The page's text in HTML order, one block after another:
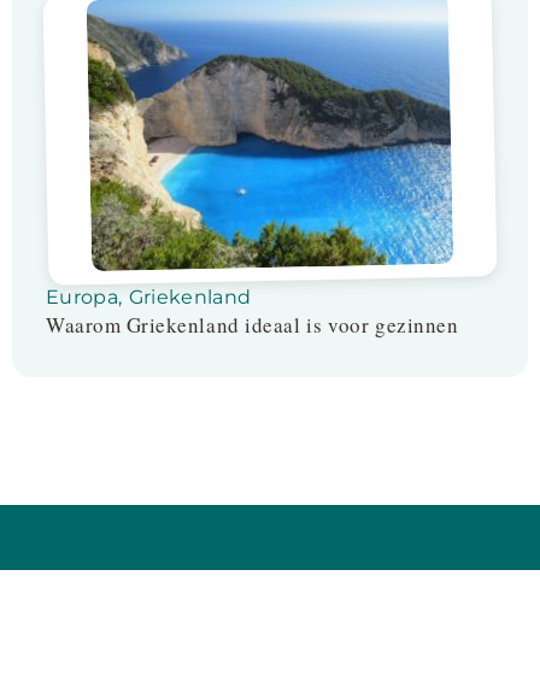
Europa, Griekenland
Waarom Griekenland ideaal is voor gezinnen